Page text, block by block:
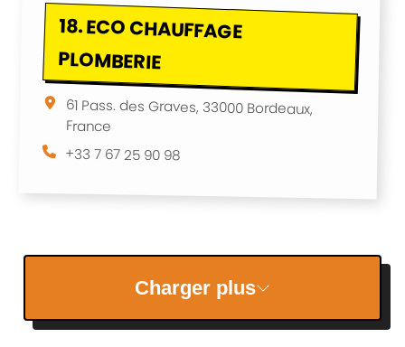
18.ECO CHAUFFAGE
PLOMBERIE
61 Pass. des Graves, 33000 Bordeaux,
France
+33 7 67 25 90 98
Charger plus